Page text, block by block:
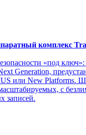
комплекс
«под
Generation,
или New Platforms.
с
записей.